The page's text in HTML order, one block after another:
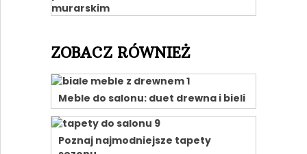
ZOBACZ RÓWNIEŻ
Meble do salonu: duet drewna i bieli
Poznaj najmodniejsze tapety